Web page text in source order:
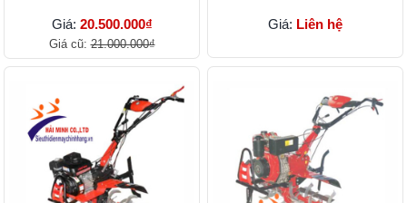
Giá: 20.500.000₫
Giá cũ:21.000.000₫
Giá: Liên hệ